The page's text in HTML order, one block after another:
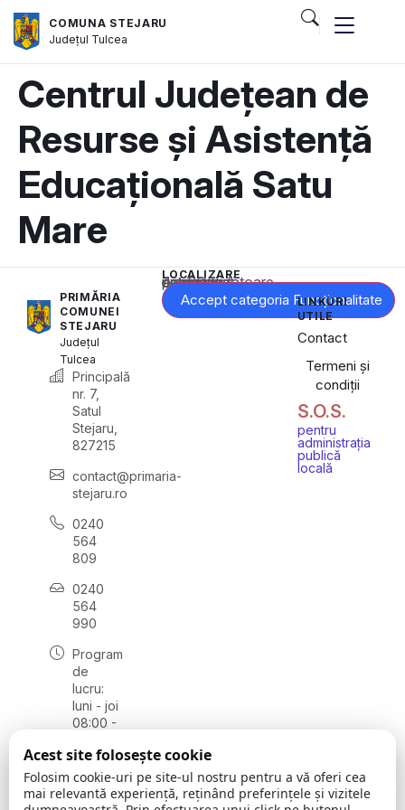
COMUNA STEJARU
Județul Tulcea
Centrul Județean de
Resurse și Asistență
Educațională Satu
Mare
PRIMĂRIA
COMUNEI
STEJARU
Județul
Tulcea
Principală
nr. 7,
Satul
Stejaru,
827215
contact@primaria-
stejaru.ro
0240
564
809
0240
564
990
Program
de
lucru:
luni - joi
08:00 -
vineri
08:00 -
14:00
LOCALIZARE
Acest conținut este blocat până când acceptați categoria corespunzătoare de cookie-uri.
Accept categoria Funcționalitate
LINKURI
UTILE
Contact
Termeni și
condiții
S.O.S.
pentru
administrația
publică
locală
Acest site folosește cookie
Folosim cookie-uri pe site-ul nostru pentru a vă oferi cea
mai relevantă experiență, reținând preferințele și vizitele